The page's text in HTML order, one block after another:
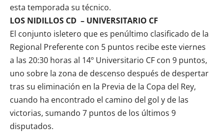
esta temporada su técnico.
LOS NIDILLOS CD – UNIVERSITARIO CF
El conjunto isletero que es penúltimo clasificado de la
Regional Preferente con 5 puntos recibe este viernes
a las 20:30 horas al 14º Universitario CF con 9 puntos,
uno sobre la zona de descenso después de despertar
tras su eliminación en la Previa de la Copa del Rey,
cuando ha encontrado el camino del gol y de las
victorias, sumando 7 puntos de los últimos 9
disputados.